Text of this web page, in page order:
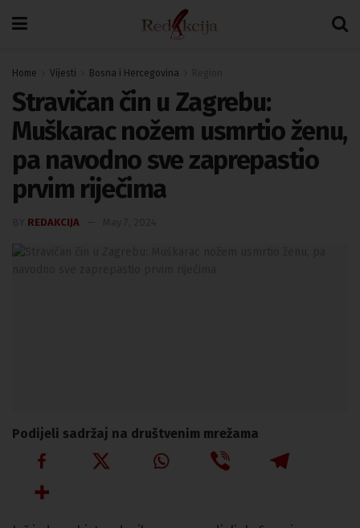
Home Vijesti Bosna i Hercegovina
Stravičan čin u Zagrebu:
Muškarac nožem usmrtio ženu,
pa navodno sve zaprepastio
prvim riječima
REDAKCIJA
Podijeli sadržaj na društvenim mrežama